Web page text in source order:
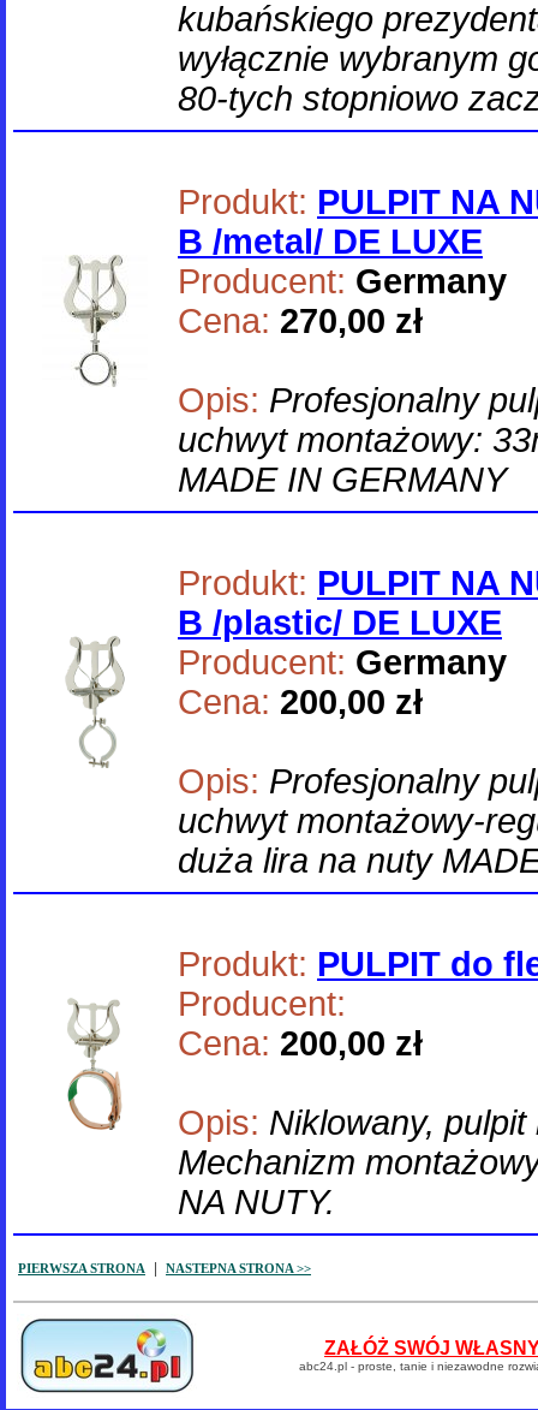
kubańskiego
wyłącznie wybranym
80-tych stopniowo
Produkt: PULPIT NA
B /metal/ DE LUXE
Producent: Germany
Cena: 270,00 zł
Opis: Profesjonalny
uchwyt montażowy:
MADE IN GERMANY
Produkt: PULPIT NA
B /plastic/ DE LUXE
Producent: Germany
Cena: 200,00 zł
Opis: Profesjonalny
uchwyt montażowy-
duża lira na nuty
Produkt: PULPIT do
Producent:
Cena: 200,00 zł
Opis: Niklowany,
Mechanizm
NA NUTY.
PIERWSZA STRONA NASTEPNA STRONA >>
ZAŁÓŻ SWÓJ
abc24.pl - proste, tanie i niezawodne